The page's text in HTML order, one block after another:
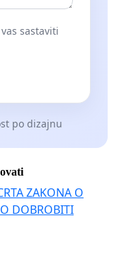
sastaviti
po dizajnu
ZAKONA O
DOBROBITI